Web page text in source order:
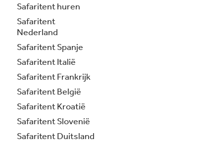
Safaritent huren
Safaritent
Nederland
Safaritent Spanje
Safaritent Italië
Safaritent Frankrijk
Safaritent België
Safaritent Kroatië
Safaritent Slovenië
Safaritent Duitsland